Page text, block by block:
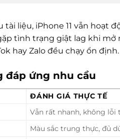
liệu, iPhone 11 vẫn hoạt
tình trạng giật lag khi mở
hay Zalo đều chạy ổn định.
đáp ứng nhu cầu
ĐÁNH GIÁ THỰC TẾ
Vẫn rất nhanh, không lỗi
Màu sắc trung thực, đủ